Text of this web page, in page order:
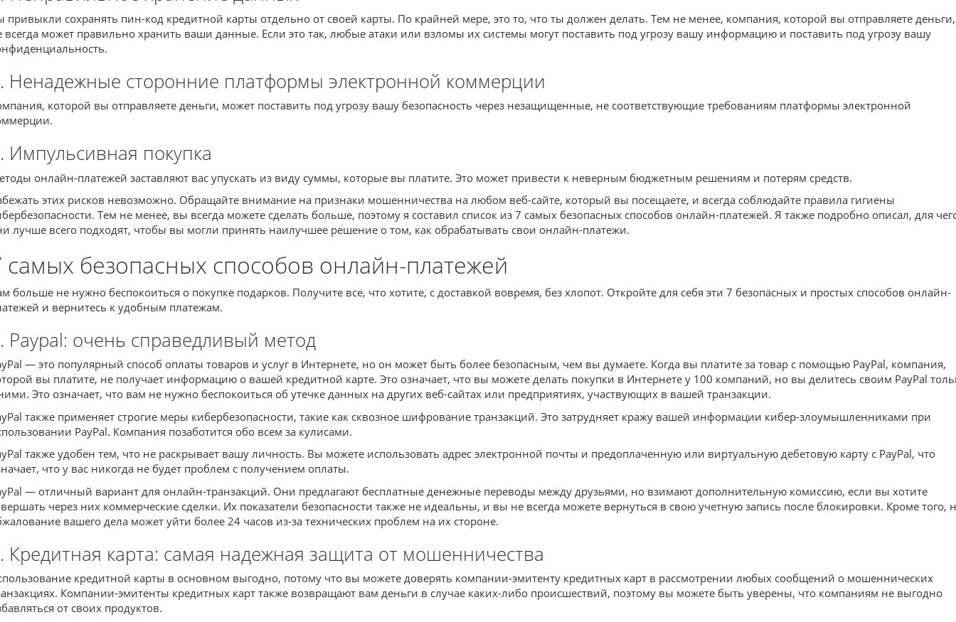
привыкли сохранять пин-код кредитной карты отдельно от своей карты. По крайней мере, это то, что ты должен делать. Тем не менее, компания, которой вы отправляете деньги,
всегда может правильно хранить ваши данные. Если это так, любые атаки или взломы их системы могут поставить под угрозу вашу информацию и поставить под угрозу вашу
Ненадежные сторонние платформы электронной коммерции
которой вы отправляете деньги, может поставить под угрозу вашу безопасность через незащищенные, не соответствующие требованиям платформы электронной
Импульсивная покупка
онлайн-платежей заставляют вас упускать из виду суммы, которые вы платите. Это может привести к неверным бюджетным решениям и потерям средств.
этих рисков невозможно. Обращайте внимание на признаки мошенничества на любом веб-сайте, который вы посещаете, и всегда соблюдайте правила гигиены
Тем не менее, вы всегда можете сделать больше, поэтому я составил список из 7 самых безопасных способов онлайн-платежей. Я также подробно описал, для
лучше всего подходят, чтобы вы могли принять наилучшее решение о том, как обрабатывать свои онлайн-платежи.
самых безопасных способов онлайн-платежей
больше не нужно беспокоиться о покупке подарков. Получите все, что хотите, с доставкой вовремя, без хлопот. Откройте для себя эти 7 безопасных и простых способов онлайн-
и вернитесь к удобным платежам.
Paypal: очень справедливый метод
— это популярный способ оплаты товаров и услуг в Интернете, но он может быть более безопасным, чем вы думаете. Когда вы платите за товар с помощью PayPal, компания,
вы платите, не получает информацию о вашей кредитной карте. Это означает, что вы можете делать покупки в Интернете у 100 компаний, но вы делитесь своим PayPal
Это означает, что вам не нужно беспокоиться об утечке данных на других веб-сайтах или предприятиях, участвующих в вашей транзакции.
также применяет строгие меры кибербезопасности, такие как сквозное шифрование транзакций. Это затрудняет кражу вашей информации кибер-злоумышленниками при
PayPal. Компания позаботится обо всем за кулисами.
также удобен тем, что не раскрывает вашу личность. Вы можете использовать адрес электронной почты и предоплаченную или виртуальную дебетовую карту с PayPal, что
что у вас никогда не будет проблем с получением оплаты.
— отличный вариант для онлайн-транзакций. Они предлагают бесплатные денежные переводы между друзьями, но взимают дополнительную комиссию, если вы хотите
через них коммерческие сделки. Их показатели безопасности также не идеальны, и вы не всегда можете вернуться в свою учетную запись после блокировки. Кроме того,
вашего дела может уйти более 24 часов из-за технических проблем на их стороне.
Кредитная карта: самая надежная защита от мошенничества
кредитной карты в основном выгодно, потому что вы можете доверять компании-эмитенту кредитных карт в рассмотрении любых сообщений о мошеннических
Компании-эмитенты кредитных карт также возвращают вам деньги в случае каких-либо происшествий, поэтому вы можете быть уверены, что компаниям не выгодно
от своих продуктов.